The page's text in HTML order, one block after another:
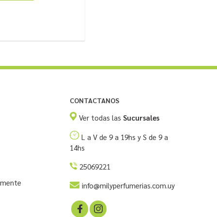
CONTACTANOS
Ver todas las Sucursales
L a V de 9 a 19hs y S de 9 a
14hs
25069221
info@milyperfumerias.com.uy